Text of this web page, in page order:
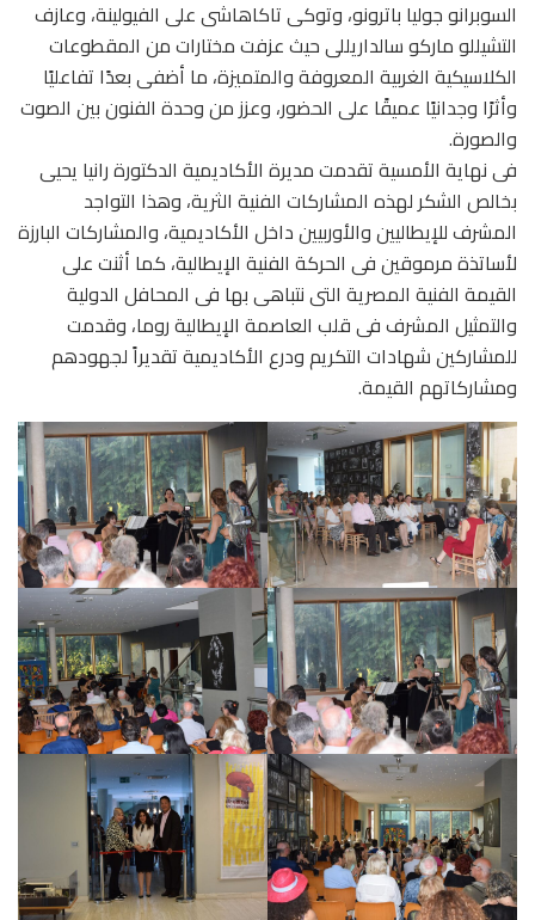
السوبرانو جوليا باترونو، وتوكى تاكاهاشى على الفيولينة، وعازف
التشيللو ماركو سالداريللى حيث عزفت مختارات من المقطوعات
الكلاسيكية الغربية المعروفة والمتميزة، ما أضفى بعدًا تفاعليًا
وأثرًا وجدانيًا عميقًا على الحضور، وعزز من وحدة الفنون بين الصوت
والصورة.
فى نهاية الأمسية تقدمت مديرة الأكاديمية الدكتورة رانيا يحيى
بخالص الشكر لهذه المشاركات الفنية الثرية، وهذا التواجد
المشرف للإيطاليين والأوربيين داخل الأكاديمية، والمشاركات البارزة
لأساتذة مرموقين فى الحركة الفنية الإيطالية، كما أثنت على
القيمة الفنية المصرية التى نتباهى بها فى المحافل الدولية
والتمثيل المشرف فى قلب العاصمة الإيطالية روما، وقدمت
للمشاركين شهادات التكريم ودرع الأكاديمية تقديراً لجهودهم
ومشاركاتهم القيمة.